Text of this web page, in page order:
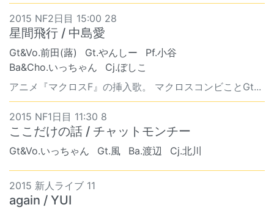
2015 NF2日目 15:00 28
星間飛行 / 中島愛
Gt&Vo.前田(蕗) Gt.やんしー
Pf.小谷
Ba&Cho.いっちゃん
Cj.ぼしこ
アニメ『マクロスF』の挿入歌。 マクロスコンビことGt...
2015 NF1日目 11:30 8
ここだけの話 / チャットモンチー
Gt&Vo.いっちゃん Gt.風 Ba.渡辺 Cj.北川
2015 新人ライブ 11
again / YUI